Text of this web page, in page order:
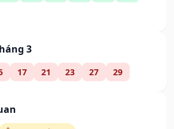
3
17 21 23 27 29